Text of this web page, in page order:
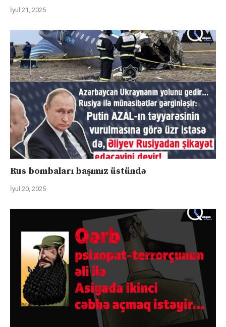
İyul 21, 2025
Rus bombaları başımız üstündə
İyul 20, 2025